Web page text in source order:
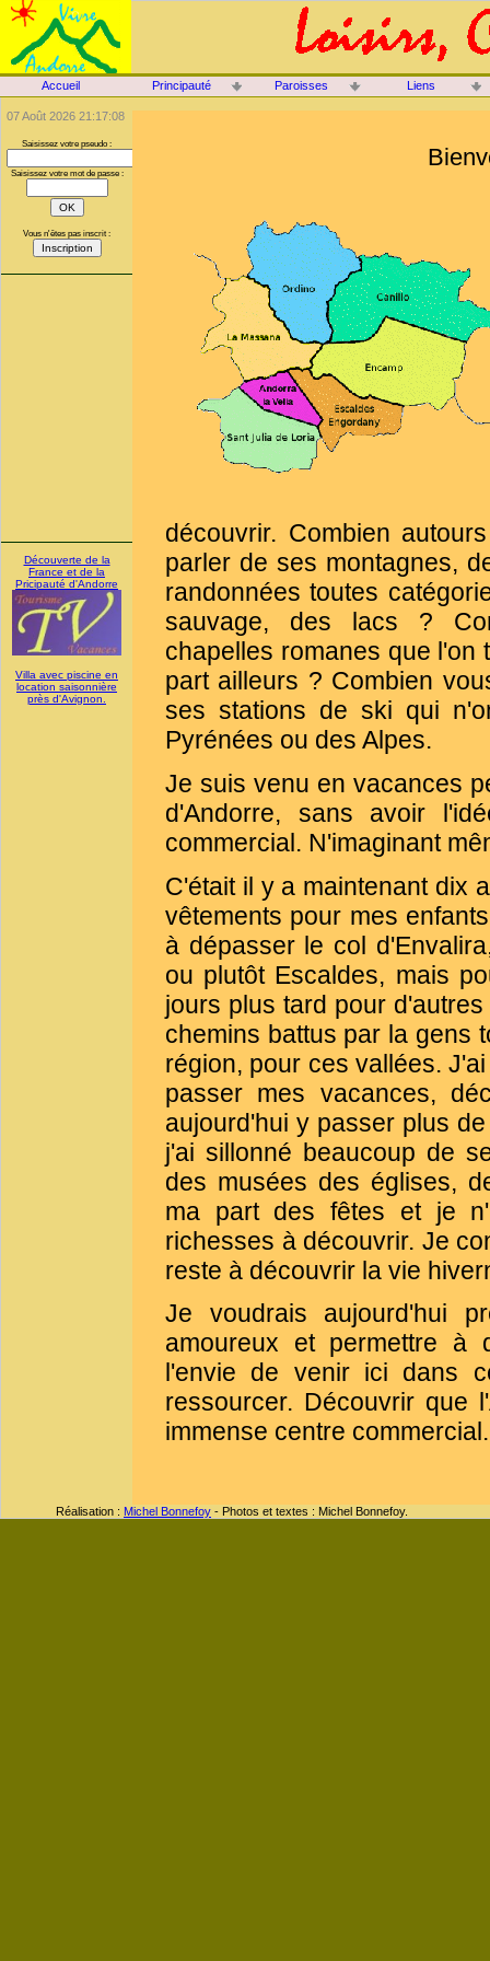
Saisissez votre pseudo :
Saisissez votre mot de passe :
Vous n'êtes pas inscrit :
Découverte de la
France et de la
Pricipauté d'Andorre
Villa avec piscine en
location saisonnière
près d'Avignon.
découvrir. Combien
parler de ses montagnes,
randonnées toutes
sauvage, des lacs ?
chapelles romanes que l'on
part ailleurs ? Combien
ses stations de ski qui
Pyrénées ou des Alpes.
Je suis venu en vacances
d'Andorre, sans avoir
commercial. N'imaginant
C'était il y a maintenant dix
vêtements pour mes
à dépasser le col
ou plutôt Escaldes, mais
jours plus tard pour
chemins battus par la gens
région, pour ces vallées.
passer mes vacances,
aujourd'hui y passer plus
j'ai sillonné beaucoup de
des musées des églises,
ma part des fêtes et je
richesses à découvrir. Je
reste à découvrir la vie
Je voudrais aujourd'hui
amoureux et permettre à
l'envie de venir ici dans
ressourcer. Découvrir que
immense centre commercial.
Réalisation : Michel Bonnefoy - Photos et textes : Michel Bonnefoy.
07 Août 2026 21:17:08
Accueil Principauté Paroisses Liens